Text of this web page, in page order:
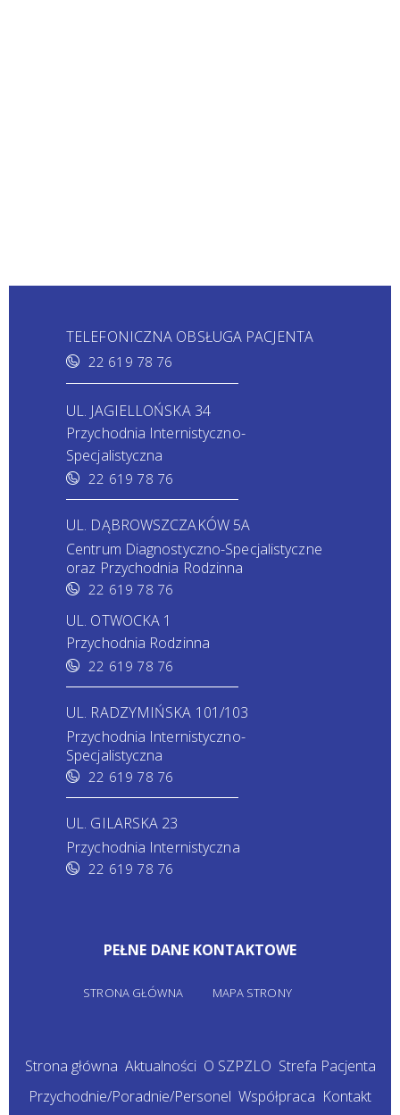
TELEFONICZNA OBSŁUGA PACJENTA
22 619 78 76
UL. JAGIELLOŃSKA 34
Przychodnia Internistyczno-
Specjalistyczna
22 619 78 76
UL. DĄBROWSZCZAKÓW 5A
Centrum Diagnostyczno-Specjalistyczne
oraz Przychodnia Rodzinna
22 619 78 76
UL. OTWOCKA 1
Przychodnia Rodzinna
22 619 78 76
UL. RADZYMIŃSKA 101/103
Przychodnia Internistyczno-
Specjalistyczna
22 619 78 76
UL. GILARSKA 23
Przychodnia Internistyczna
22 619 78 76
PEŁNE DANE KONTAKTOWE
STRONA GŁÓWNA MAPA STRONY
Strona główna Aktualności O SZPZLO Strefa Pacjenta
Przychodnie/Poradnie/Personel Współpraca Kontakt